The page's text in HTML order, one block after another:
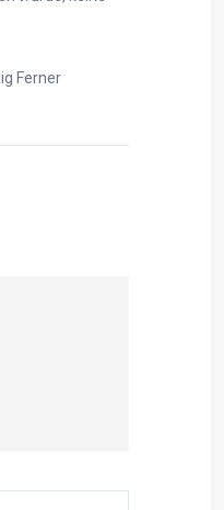
Ferner